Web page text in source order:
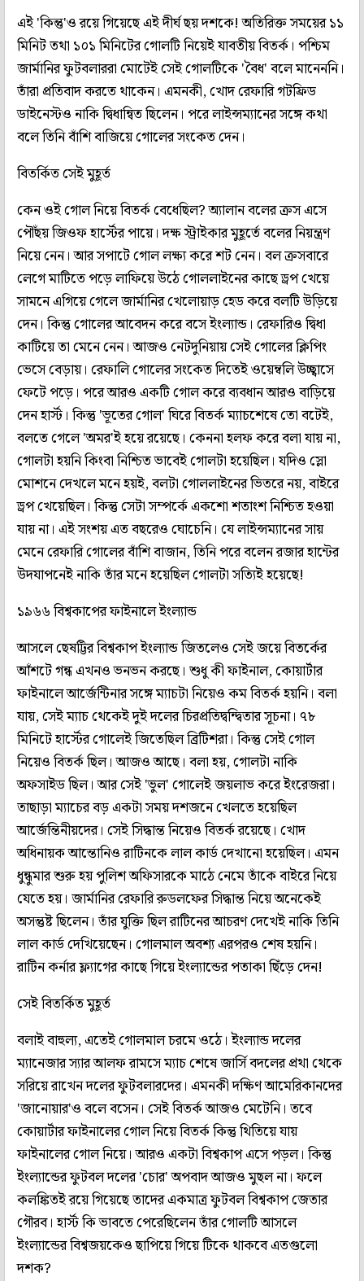
এই 'কিন্তু'ও রয়ে গিয়েছে এই দীর্ঘ ছয় দশকে! অতিরিক্ত সময়ের ১১
মিনিট তথা ১০১ মিনিটের গোলটি নিয়েই যাবতীয় বিতর্ক। পশ্চিম
জার্মানির ফুটবলাররা মোটেই সেই গোলটিকে 'বৈধ' বলে মানেননি।
তাঁরা প্রতিবাদ করতে থাকেন। এমনকী, খোদ রেফারি গটফ্রিড
ডাইনেস্টও নাকি দ্বিধান্বিত ছিলেন। পরে লাইন্সম্যানের সঙ্গে কথা
বলে তিনি বাঁশি বাজিয়ে গোলের সংকেত দেন।
বিতর্কিত সেই মুহূর্ত
কেন ওই গোল নিয়ে বিতর্ক বেধেছিল? অ্যালান বলের ক্রস এসে
পৌঁছয় জিওফ হার্স্টের পায়ে। দক্ষ স্ট্রাইকার মুহূর্তে বলের নিয়ন্ত্রণ
নিয়ে নেন। আর সপাটে গোল লক্ষ্য করে শট নেন। বল ক্রসবারে
লেগে মাটিতে পড়ে লাফিয়ে উঠে গোললাইনের কাছে ড্রপ খেয়ে
সামনে এগিয়ে গেলে জার্মানির খেলোয়াড় হেড করে বলটি উড়িয়ে
দেন। কিন্তু গোলের আবেদন করে বসে ইংল্যান্ড। রেফারিও দ্বিধা
কাটিয়ে তা মেনে নেন। আজও নেটদুনিয়ায় সেই গোলের ক্লিপিং
ভেসে বেড়ায়। রেফালি গোলের সংকেত দিতেই ওয়েম্বলি উচ্ছ্বাসে
ফেটে পড়ে। পরে আরও একটি গোল করে ব্যবধান আরও বাড়িয়ে
দেন হার্স্ট। কিন্তু 'ভূতের গোল' ঘিরে বিতর্ক ম্যাচশেষে তো বটেই,
বলতে গেলে 'অমর'ই হয়ে রয়েছে। কেননা হলফ করে বলা যায় না,
গোলটা হয়নি কিংবা নিশ্চিত ভাবেই গোলটা হয়েছিল। যদিও স্লো
মোশনে দেখলে মনে হয়ই, বলটা গোললাইনের ভিতরে নয়, বাইরে
ড্রপ খেয়েছিল। কিন্তু সেটা সম্পর্কে একশো শতাংশ নিশ্চিত হওয়া
যায় না। এই সংশয় এত বছরেও ঘোচেনি। যে লাইন্সম্যানের সায়
মেনে রেফারি গোলের বাঁশি বাজান, তিনি পরে বলেন রজার হান্টের
উদযাপনেই নাকি তাঁর মনে হয়েছিল গোলটা সত্যিই হয়েছে!
১৯৬৬ বিশ্বকাপের ফাইনালে ইংল্যান্ড
আসলে ছেষট্টির বিশ্বকাপ ইংল্যান্ড জিতলেও সেই জয়ে বিতর্কের
আঁশটে গন্ধ এখনও ভনভন করছে। শুধু কী ফাইনাল, কোয়ার্টার
ফাইনালে আর্জেন্টিনার সঙ্গে ম্যাচটা নিয়েও কম বিতর্ক হয়নি। বলা
যায়, সেই ম্যাচ থেকেই দুই দলের চিরপ্রতিদ্বন্দ্বিতার সূচনা। ৭৮
মিনিটে হার্স্টের গোলেই জিতেছিল ব্রিটিশরা। কিন্তু সেই গোল
নিয়েও বিতর্ক ছিল। আজও আছে। বলা হয়, গোলটা নাকি
অফসাইড ছিল। আর সেই 'ভুল' গোলেই জয়লাভ করে ইংরেজরা।
তাছাড়া ম্যাচের বড় একটা সময় দশজনে খেলতে হয়েছিল
আর্জেন্তিনীয়দের। সেই সিদ্ধান্ত নিয়েও বিতর্ক রয়েছে। খোদ
অধিনায়ক আন্তোনিও রাটিনকে লাল কার্ড দেখানো হয়েছিল। এমন
ধুন্ধুমার শুরু হয় পুলিশ অফিসারকে মাঠে নেমে তাঁকে বাইরে নিয়ে
যেতে হয়। জার্মানির রেফারি রুডলফের সিদ্ধান্ত নিয়ে অনেকেই
অসন্তুষ্ট ছিলেন। তাঁর যুক্তি ছিল রাটিনের আচরণ দেখেই নাকি তিনি
লাল কার্ড দেখিয়েছেন। গোলমাল অবশ্য এরপরও শেষ হয়নি।
রাটিন কর্নার ফ্ল্যাগের কাছে গিয়ে ইংল্যান্ডের পতাকা ছিঁড়ে দেন!
সেই বিতর্কিত মুহূর্ত
বলাই বাহুল্য, এতেই গোলমাল চরমে ওঠে। ইংল্যান্ড দলের
ম্যানেজার স্যার আলফ রামসে ম্যাচ শেষে জার্সি বদলের প্রথা থেকে
সরিয়ে রাখেন দলের ফুটবলারদের। এমনকী দক্ষিণ আমেরিকানদের
'জানোয়ার'ও বলে বসেন। সেই বিতর্ক আজও মেটেনি। তবে
কোয়ার্টার ফাইনালের গোল নিয়ে বিতর্ক কিন্তু থিতিয়ে যায়
ফাইনালের গোল নিয়ে। আরও একটা বিশ্বকাপ এসে পড়ল। কিন্তু
ইংল্যান্ডের ফুটবল দলের 'চোর' অপবাদ আজও মুছল না। ফলে
কলঙ্কিতই রয়ে গিয়েছে তাদের একমাত্র ফুটবল বিশ্বকাপ জেতার
গৌরব। হার্স্ট কি ভাবতে পেরেছিলেন তাঁর গোলটি আসলে
ইংল্যান্ডের বিশ্বজয়কেও ছাপিয়ে গিয়ে টিকে থাকবে এতগুলো
দশক?